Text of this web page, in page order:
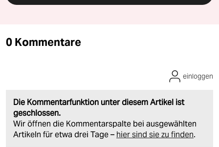
0 Kommentare
Die Kommentarfunktion unter diesem Artikel ist
geschlossen.
Wir öffnen die Kommentarspalte bei ausgewählten
Artikeln für etwa drei Tage – hier sind sie zu finden.
einloggen